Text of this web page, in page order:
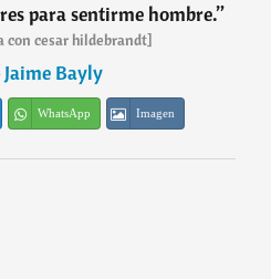
para sentirme hombre.”
con cesar hildebrandt]
Jaime Bayly
WhatsApp Imagen